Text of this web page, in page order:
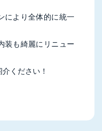
により全体的に統一
装も綺麗にリニュー
ください！